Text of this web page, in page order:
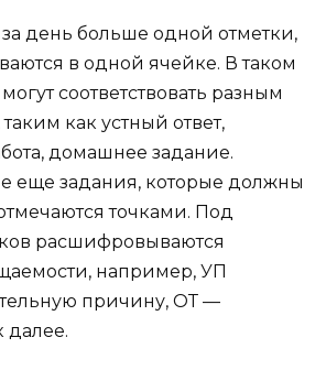
день больше одной отметки,
в одной ячейке. В таком
соответствовать разным
как устный ответ,
домашнее задание.
еще задания, которые должны
точками. Под
расшифровываются
например, УП
причину, ОТ —
далее.